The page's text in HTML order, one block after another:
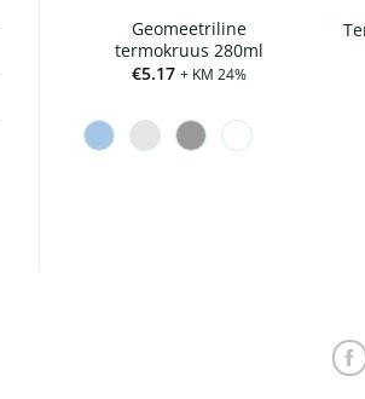
Geomeetriline
termokruus 280ml
€5.17 + KM 24%